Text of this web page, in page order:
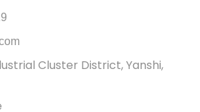
Cluster District, Yanshi,